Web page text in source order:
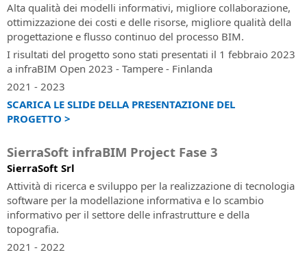
di
ferrovie
SierraSoft
Roads
Software
per
la
di
strade
e
autostrade
SierraSoft
Hydro
Software
differita
SierraSoft
Coaching
Servizio
affiancamento
su
misura
remoto
Consulting
Consulenza
tecnica
legata
all'implementazione
Alta qualità dei modelli informativi, migliore collaborazione,
ottimizzazione dei costi e delle risorse, migliore qualità della
progettazione e flusso continuo del processo BIM.
I risultati del progetto sono stati presentati il 1 febbraio 2023
a infraBIM Open 2023 - Tampere - Finlanda
2021 - 2023
SCARICA LE SLIDE DELLA PRESENTAZIONE DEL
PROGETTO >
SierraSoft infraBIM Project Fase 3
SierraSoft Srl
Attività di ricerca e sviluppo per la realizzazione di tecnologia
software per la modellazione informativa e lo scambio
informativo per il settore delle infrastrutture e della
topografia.
2021 - 2022